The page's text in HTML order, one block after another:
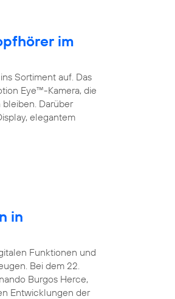
im
Sortiment auf. Das
Eye™-Kamera, die
Darüber
elegantem
in
Funktionen und
Bei dem 22.
Burgos Herce,
Entwicklungen der